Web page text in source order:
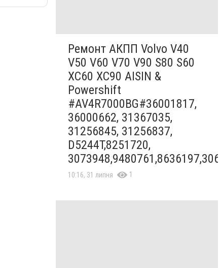
Ремонт АКПП Volvo V40
V50 V60 V70 V90 S80 S60
XC60 XC90 AISIN &
Powershift
#AV4R7000BG#36001817,
36000662, 31367035,
31256845, 31256837,
D5244T,8251720,
10:16, 31 липня 1